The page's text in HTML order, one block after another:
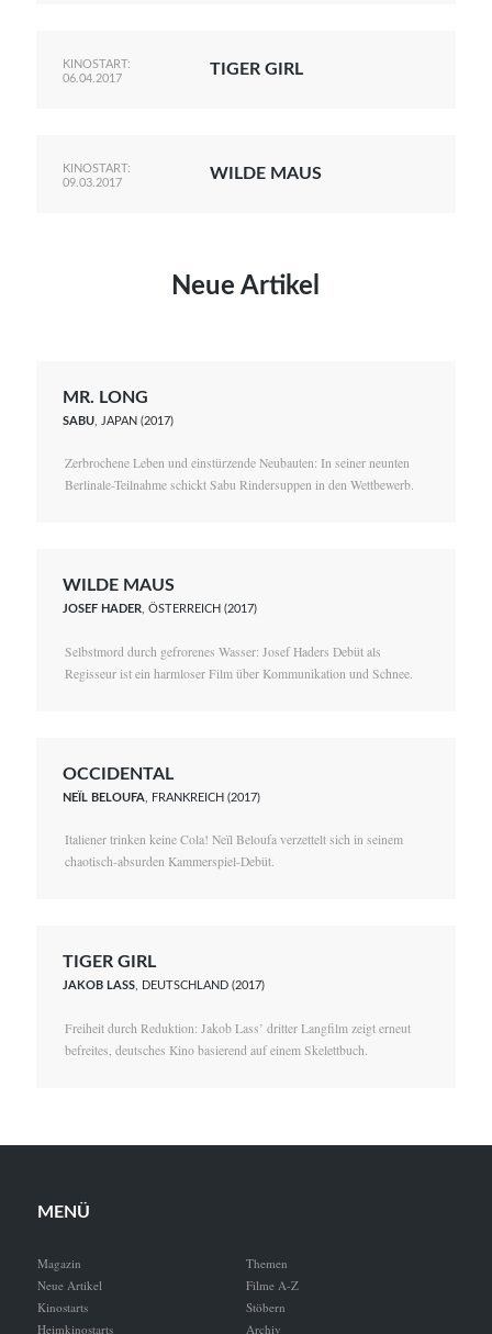
KINOSTART:
06.04.2017
TIGER GIRL
KINOSTART:
09.03.2017
WILDE MAUS
Neue Artikel
MR. LONG
SABU , JAPAN (2017)
Zerbrochene Leben und einstürzende Neubauten: In seiner neunten
Berlinale-Teilnahme schickt Sabu Rindersuppen in den Wettbewerb.
WILDE MAUS
JOSEF HADER, ÖSTERREICH (2017)
Selbstmord durch gefrorenes Wasser: Josef Haders Debüt als
Regisseur ist ein harmloser Film über Kommunikation und Schnee.
OCCIDENTAL
NEÏL BELOUFA , FRANKREICH (2017)
Italiener trinken keine Cola! Neïl Beloufa verzettelt sich in seinem
chaotisch-absurden Kammerspiel-Debüt.
TIGER GIRL
JAKOB LASS , DEUTSCHLAND (2017)
Freiheit durch Reduktion: Jakob Lass’ dritter Langfilm zeigt erneut
befreites, deutsches Kino basierend auf einem Skelettbuch.
MENÜ
Magazin
Neue Artikel
Kinostarts
Heimkinostarts
Themen
Filme A-Z
Stöbern
Archiv